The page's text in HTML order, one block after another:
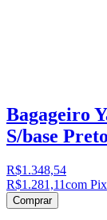
Bagageiro
S/base Preto
R$1.348,54
R$1.281,11com Pix
Comprar